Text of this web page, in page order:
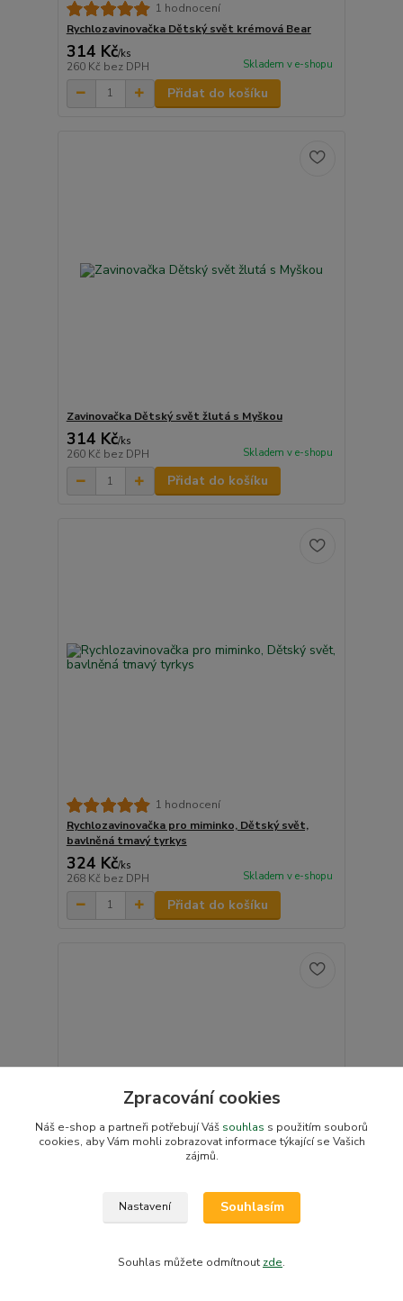
1 hodnocení
Rychlozavinovačka Dětský svět krémová Bear
314 Kč/ks
260 Kč bez DPH Skladem v e-shopu
Přidat do košíku
Zavinovačka Dětský svět žlutá s Myškou
314 Kč/ks
260 Kč bez DPH Skladem v e-shopu
Přidat do košíku
1 hodnocení
Rychlozavinovačka pro miminko, Dětský svět,
bavlněná tmavý tyrkys
324 Kč/ks
268 Kč bez DPH Skladem v e-shopu
Přidat do košíku
Rychlozavinovačka Dětský svět jehodové
/ks
Zpracování cookies
Náš e-shop a partneři potřebují Váš souhlas s použitím souborů
cookies, aby Vám mohli zobrazovat informace týkající se Vašich
zájmů.
Nastavení Souhlasím
Souhlas můžete odmítnout zde.